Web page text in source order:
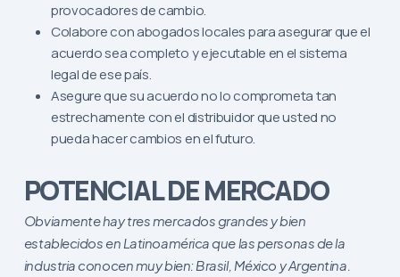
provocadores de cambio.
Colabore con abogados locales para asegurar que el
acuerdo sea completo y ejecutable en el sistema
legal de ese país.
Asegure que su acuerdo no lo comprometa tan
estrechamente con el distribuidor que usted no
pueda hacer cambios en el futuro.
POTENCIAL DE MERCADO
Obviamente hay tres mercados grandes y bien
establecidos en Latinoamérica que las personas de la
industria conocen muy bien: Brasil, México y Argentina.